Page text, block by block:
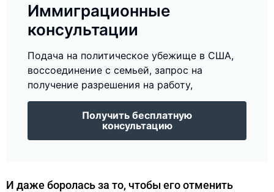
Иммиграционные
консультации
Подача на политическое убежище в США,
воссоединение с семьей, запрос на
получение разрешения на работу,
Получить бесплатную
консультацию
И даже боролась за то, чтобы его отменить